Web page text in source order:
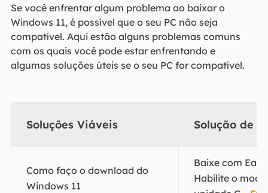
Se você enfrentar algum problema ao baixar o
Windows 11, é possível que o seu PC não seja
compatível. Aqui estão alguns problemas comuns
com os quais você pode estar enfrentando e
algumas soluções úteis se o seu PC for compatível.
Soluções Viáveis Solução de
Como faço o download do
Windows 11
Baixe com
Habilite o